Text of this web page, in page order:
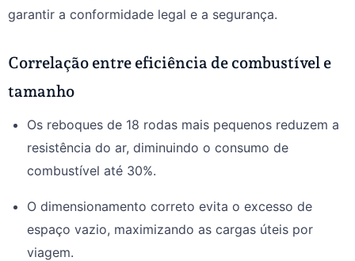
garantir a conformidade legal e a segurança.
Correlação entre eficiência de combustível e
tamanho
Os reboques de 18 rodas mais pequenos reduzem a
resistência do ar, diminuindo o consumo de
combustível até 30%.
O dimensionamento correto evita o excesso de
espaço vazio, maximizando as cargas úteis por
viagem.